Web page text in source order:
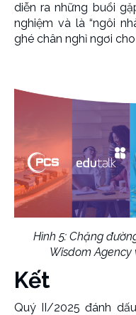
diễn ra những buổi
nghiệm và là “ngôi
ghé chân nghỉ ngơi
Hình 5: Chặng
Wisdom
Kết
Quý II/2025 đánh